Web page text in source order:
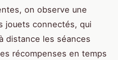
on observe une
jouets connectés, qui
distance les séances
récompenses en temps